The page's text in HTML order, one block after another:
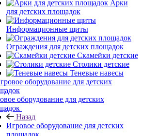
Арки
для детских площадок
Информационные щиты
Ограждения для детских площадок
Скамейки детские
Столики детские
Теневые навесы
оборудование для детских
Назад
Игровое оборудование для детских
площадок